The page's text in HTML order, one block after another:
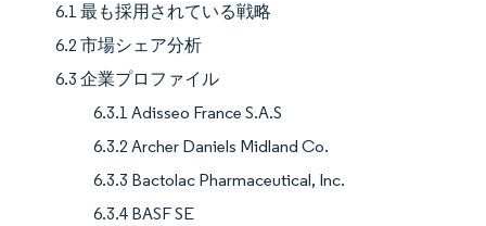
6.1 最も採用されている戦略
6.2 市場シェア分析
6.3 企業プロファイル
6.3.1 Adisseo France S.A.S
6.3.2 Archer Daniels Midland Co.
6.3.3 Bactolac Pharmaceutical, Inc.
6.3.4 BASF SE